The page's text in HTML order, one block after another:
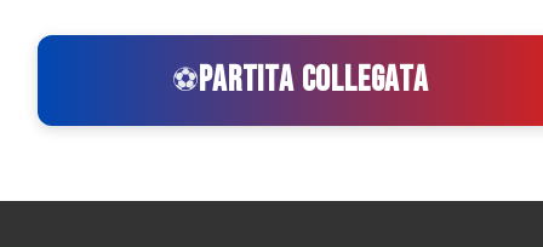
⚽PARTITA COLLEGATA